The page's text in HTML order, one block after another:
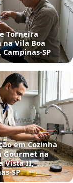
Torneira
na Vila Boa
em Cozinha
Gourmet na
Vista II,